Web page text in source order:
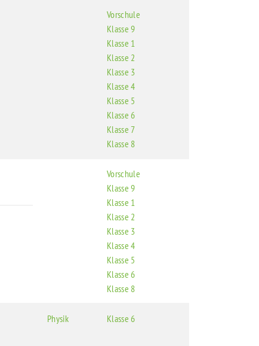
Vorschule
Klasse 9
Klasse 1
Klasse 2
Klasse 3
Klasse 4
Klasse 5
Klasse 6
Klasse 7
Klasse 8
Vorschule
Klasse 9
Klasse 1
Klasse 2
Klasse 3
Klasse 4
Klasse 5
Klasse 6
Klasse 8
Physik Klasse 6